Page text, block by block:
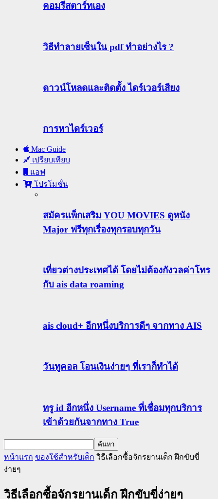
คอมรีสตาร์ทเอง
วิธีทําลายเซ็นใน pdf ทำอย่างไร ?
ดาวน์โหลดและติดตั้ง ไดร์เวอร์เสียง
การหาไดร์เวอร์
Mac Guide
เปรียบเทียบ
แอฟ
โปรโมชั่น
สมัครแพ็กเสริม YOU MOVIES ดูหนัง
Major ฟรีทุกเรื่องทุกรอบทุกวัน
เที่ยวต่างประเทศได้ โดยไม่ต้องกังวลค่าโทร
กับ ais data roaming
ais cloud+ อีกหนึ่งบริการดีๆ จากทาง AIS
วันทูคอล โอนเงินง่ายๆ ที่เราก็ทำได้
ทรู id อีกหนึ่ง Username ที่เชื่อมทุกบริการ
เข้าด้วยกันจากทาง True
หน้าแรก ของใช้สำหรับเด็ก วิธีเลือกซื้อจักรยานเด็ก ฝึกขับขี่
ง่ายๆ
วิธีเลือกซื้อจักรยานเด็ก ฝึกขับขี่ง่ายๆ